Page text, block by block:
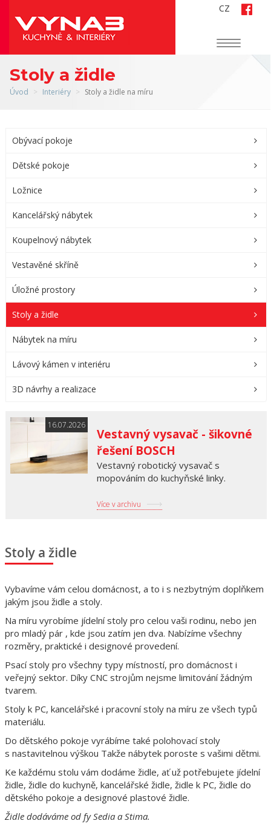
Navigace
CZ
Stoly a židle
Úvod Interiéry Stoly a židle na míru
Obývací pokoje
Dětské pokoje
Ložnice
Kancelářský nábytek
Koupelnový nábytek
Vestavěné skříně
Úložné prostory
Stoly a židle
Nábytek na míru
Lávový kámen v interiéru
3D návrhy a realizace
16.07.2026
Vestavný vysavač - šikovné
řešení BOSCH
Vestavný robotický vysavač s
mopováním do kuchyňské linky.
Více v archivu
Stoly a židle
Vybavíme vám celou domácnost, a to i s nezbytným doplňkem
jakým jsou židle a stoly.
Na míru vyrobíme jídelní stoly pro celou vaši rodinu, nebo jen
pro mladý pár , kde jsou zatím jen dva. Nabízíme všechny
rozměry, praktické i designové provedení.
Psací stoly pro všechny typy místností, pro domácnost i
veřejný sektor. Díky CNC strojům nejsme limitování žádným
tvarem.
Stoly k PC, kancelářské i pracovní stoly na míru ze všech typů
materiálu.
Do dětského pokoje vyrábíme také polohovací stoly
s nastavitelnou výškou Takže nábytek poroste s vašimi dětmi.
Ke každému stolu vám dodáme židle, ať už potřebujete jídelní
židle, židle do kuchyně, kancelářské židle, židle k PC, židle do
dětského pokoje a designové plastové židle.
Židle dodáváme od fy Sedia a Stima.